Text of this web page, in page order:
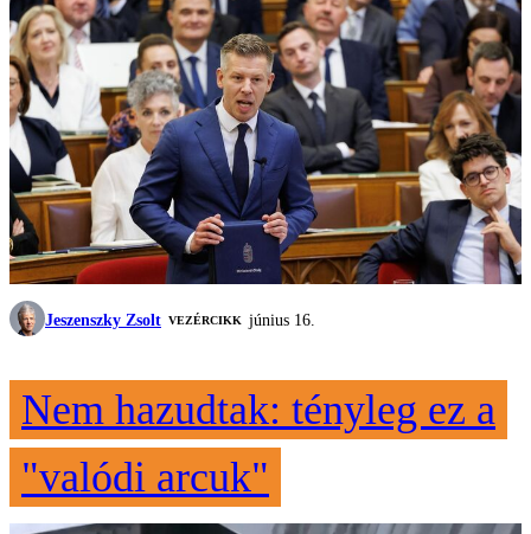
Jeszenszky Zsolt VEZÉRCIKK június 16.
Nem hazudtak: tényleg ez a
"valódi arcuk"